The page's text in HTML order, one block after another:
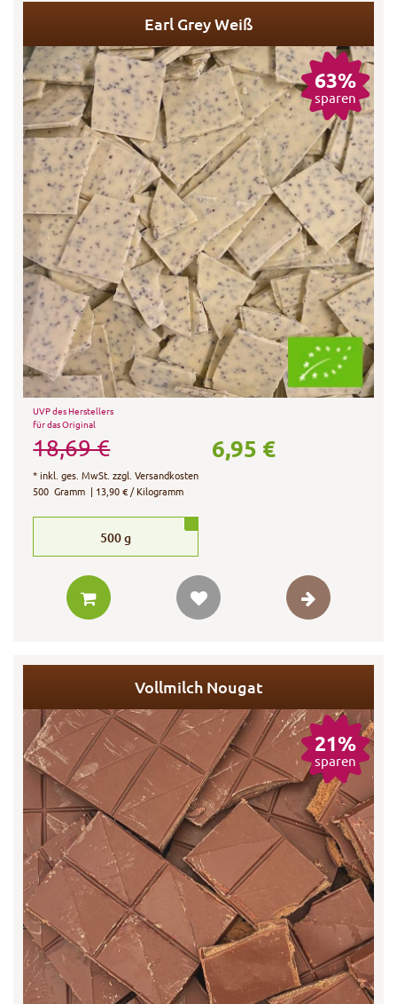
Earl Grey Weiß
63%
sparen
UVP des Herstellers
für das Original
18,69 € 6,95 €
*inkl. ges. MwSt. zzgl.Versandkosten
500 Gramm | 13,90 € / Kilogramm
500g
Vollmilch Nougat
21%
sparen